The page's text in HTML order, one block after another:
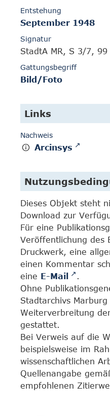
Entstehung
September 1948
Signatur
StadtA MR, S 3/7, 99
Gattungsbegriff
Bild/Foto
Links
Nachweis
Arcinsys
Dieses Objekt steht
Download zur
Für eine
Veröffentlichung des
Druckwerk, eine
einen Kommentar
eine E-Mail
.
Ohne
Stadtarchivs Marburg
Weiterverbreitung
gestattet.
Bei Verweis auf die
beispielsweise im
wissenschaftlichen
Quellenangabe
empfohlenen